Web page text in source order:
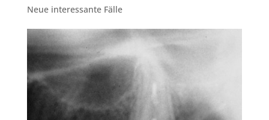
Neue interessante Fälle